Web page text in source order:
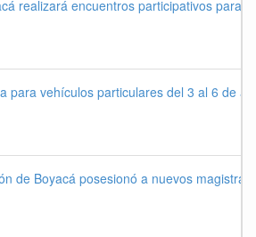
realizará encuentros participativos para
para vehículos particulares del 3 al 6 de
de Boyacá posesionó a nuevos